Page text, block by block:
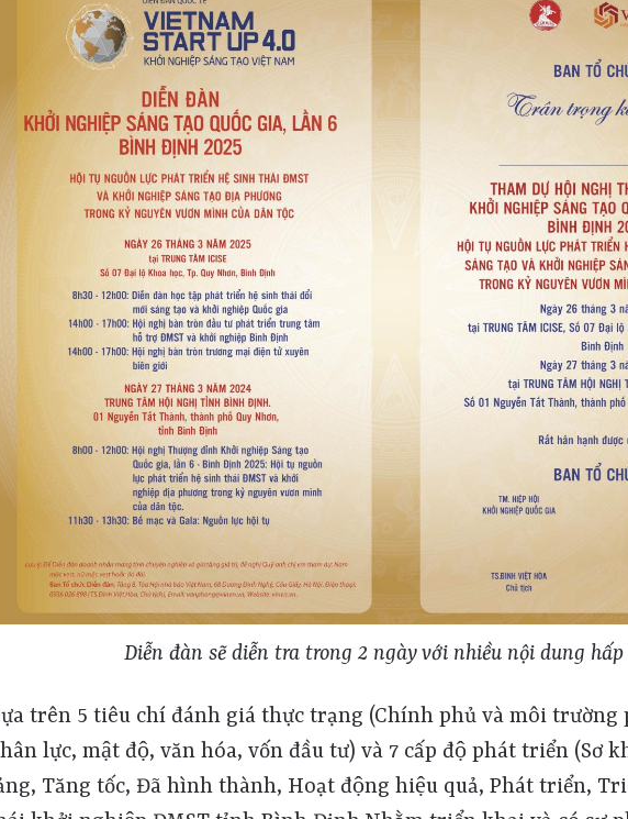
Diễn đàn sẽ diễn tra trong 2 ngày với nhiều nội dung
chí đánh giá thực trạng (Chính phủ và môi trường pháp lý, nguồn nhân lực, mật độ, văn hóa, vốn đầu tư) và 7 cấp độ phát triển (Sơ khởi, thiết lập nền tảng, Tăng tốc, Đã hình thành, Hoạt động hiệu quả, Phát triển, Triển vọng), hệ sinh thái khởi nghiệp ĐMST tỉnh Bình Định.Nhằm triển khai và có sự phối hợp, hỗ trợ giữa các đơn vị trong tổ chức các thức hoạt động xây dựng hệ sinh thái khởi nghiệp ĐMST trên địa bàn tỉnh,